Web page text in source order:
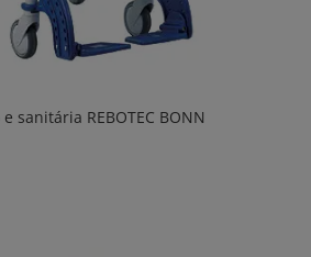
sanitária REBOTEC BONN